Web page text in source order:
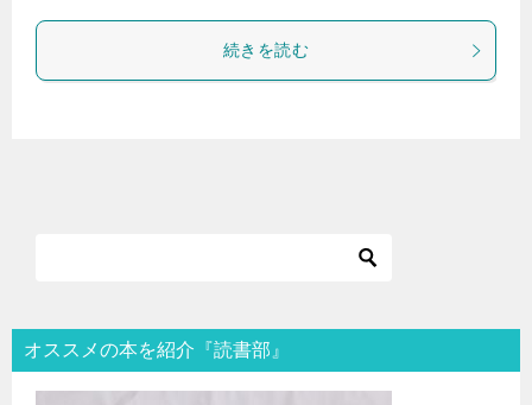
続きを読む
オススメの本を紹介『読書部』